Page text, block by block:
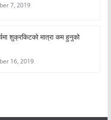
7, 2019
शुक्रकिटको मात्रा कम हुनुको
16, 2019